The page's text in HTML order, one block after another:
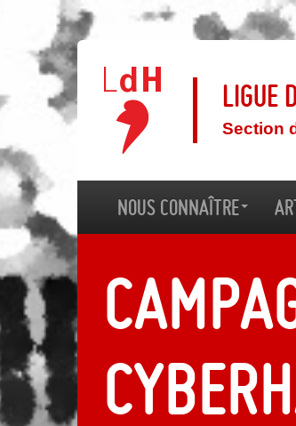
Ligue
Section
Nous connaître